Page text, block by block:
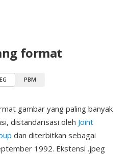
format
PBM
gambar yang paling banyak
distandarisasi oleh Joint
dan diterbitkan sebagai
1992. Ekstensi .jpeg